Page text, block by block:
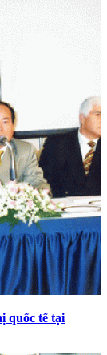
quốc tế tại